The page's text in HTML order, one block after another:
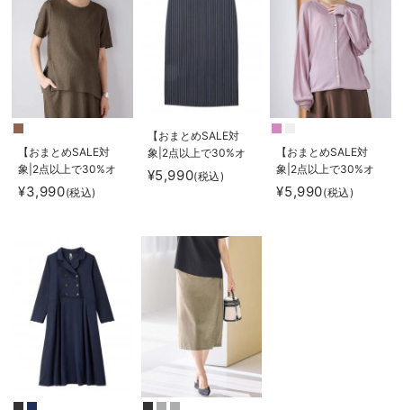
【おまとめSALE対
象|2点以上で30%オ
フ】サイドスリットぽ
こぽこジャガードトッ
られる】
¥3,990(税込)
【おまとめSALE対
象|2点以上で30%オ
フ】ウエストギャザー
Iラインスカート(無
も長く着られる】
¥5,990(税込)
【おまとめSALE対
象|2点以上で30%オ
フ】【UVカット遮蔽
率90％以上】【抗
¥5,990(税込)